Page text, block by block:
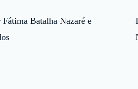
Fátima Batalha Nazaré e